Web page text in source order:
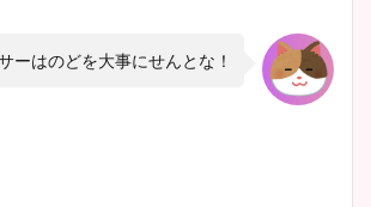
ーはのどを大事にせんとな！